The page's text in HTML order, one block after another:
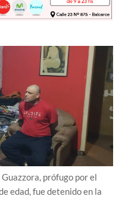
prófugo por el
edad, fue detenido en la